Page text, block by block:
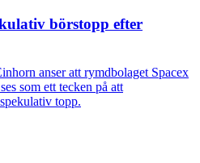
börstopp efter
anser att rymdbolaget Spacex
som ett tecken på att
topp.